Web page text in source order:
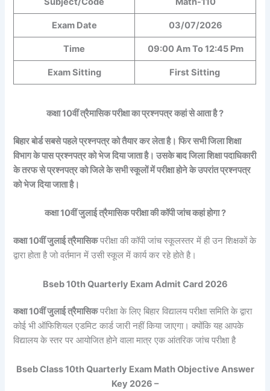
Exam Date 03/07/2026
Time 09:00 Am To 12:45 Pm
Exam Sitting First Sitting
कक्षा 10वीं त्रैमासिक परीक्षा का प्रश्नपत्र कहां से आता है ?
बिहार बोर्ड सबसे पहले प्रश्नपत्र को तैयार कर लेता है। फिर सभी जिला शिक्षा
विभाग के पास प्रश्नपत्र को भेज दिया जाता है। उसके बाद जिला शिक्षा पदाधिकारी
के तरफ से प्रश्नपत्र को जिले के सभी स्कूलों में परीक्षा होने के उपरांत प्रश्नपत्र
को भेज दिया जाता है।
कक्षा 10वीं जुलाई त्रैमासिक परीक्षा की कॉपी जांच कहां होगा ?
कक्षा 10वीं जुलाई त्रैमासिकपरीक्षा की कॉपी जांच स्कूलस्तर में ही उन शिक्षकों के
द्वारा होता है जो वर्तमान में उसी स्कूल में कार्य कर रहे होते है।
Bseb 10th Quarterly Exam Admit Card 2026
कक्षा 10वीं जुलाई त्रैमासिकपरीक्षा के लिए बिहार विद्यालय परीक्षा समिति के द्वारा
कोई भी ऑफिशियल एडमिट कार्ड जारी नहीं किया जाएगा। क्योंकि यह आपके
विद्यालय के स्तर पर आयोजित होने वाला मात्र एक आंतरिक जांच परीक्षा है
Bseb Class 10th Quarterly Exam Math Objective Answer
Key 2026 –